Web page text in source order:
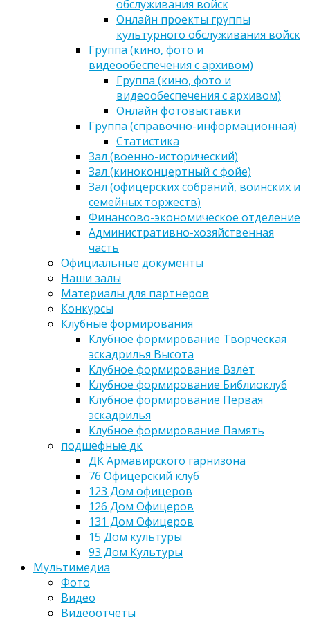
обслуживания войск
Онлайн проекты группы
культурного обслуживания войск
Группа (кино, фото и
видеообеспечения с архивом)
Группа (кино, фото и
видеообеспечения с архивом)
Онлайн фотовыставки
Группа (справочно-информационная)
Статистика
Зал (военно-исторический)
Зал (киноконцертный с фойе)
Зал (офицерских собраний, воинских и
семейных торжеств)
Финансово-экономическое отделение
Административно-хозяйственная
часть
Официальные документы
Наши залы
Материалы для партнеров
Конкурсы
Клубные формирования
Клубное формирование Творческая
эскадрилья Высота
Клубное формирование Взлёт
Клубное формирование Библиоклуб
Клубное формирование Первая
эскадрилья
Клубное формирование Память
подшефные дк
ДК Армавирского гарнизона
76 Офицерский клуб
123 Дом офицеров
126 Дом Офицеров
131 Дом Офицеров
15 Дом культуры
93 Дом Культуры
Мультимедиа
Фото
Видео
Видеоотчеты